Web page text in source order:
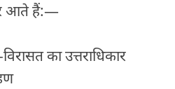
आते हैं:—
का उत्तराधिकार